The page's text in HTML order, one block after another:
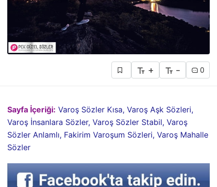
+ - 0
Sayfa İçeriği: Varoş Sözler Kısa, Varoş Aşk Sözleri,
Varoş İnsanlara Sözler, Varoş Sözler Stabil, Varoş
Sözler Anlamlı, Fakirim Varoşum Sözleri, Varoş Mahalle
Sözler